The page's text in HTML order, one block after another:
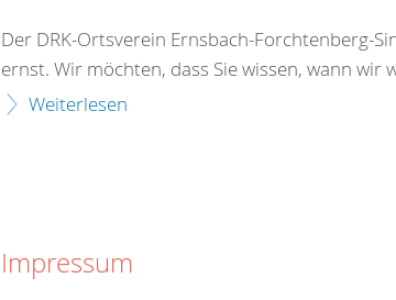
Der DRK-Ortsverein Ernsbach-Forchtenberg-
ernst. Wir möchten, dass Sie wissen, wann wir
Weiterlesen
Impressum